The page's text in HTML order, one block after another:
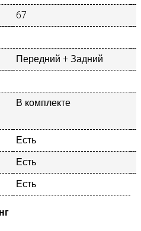
67
Передний + Задний
В комплекте
Есть
Есть
Есть